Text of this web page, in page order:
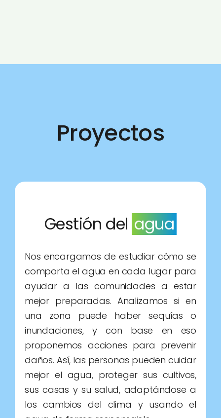
Proyectos
Gestión del agua
Nos encargamos de estudiar cómo se
comporta el agua en cada lugar para
ayudar a las comunidades a estar
mejor preparadas. Analizamos si en
una zona puede haber sequías o
inundaciones, y con base en eso
proponemos acciones para prevenir
daños. Así, las personas pueden cuidar
mejor el agua, proteger sus cultivos,
sus casas y su salud, adaptándose a
los cambios del clima y usando el